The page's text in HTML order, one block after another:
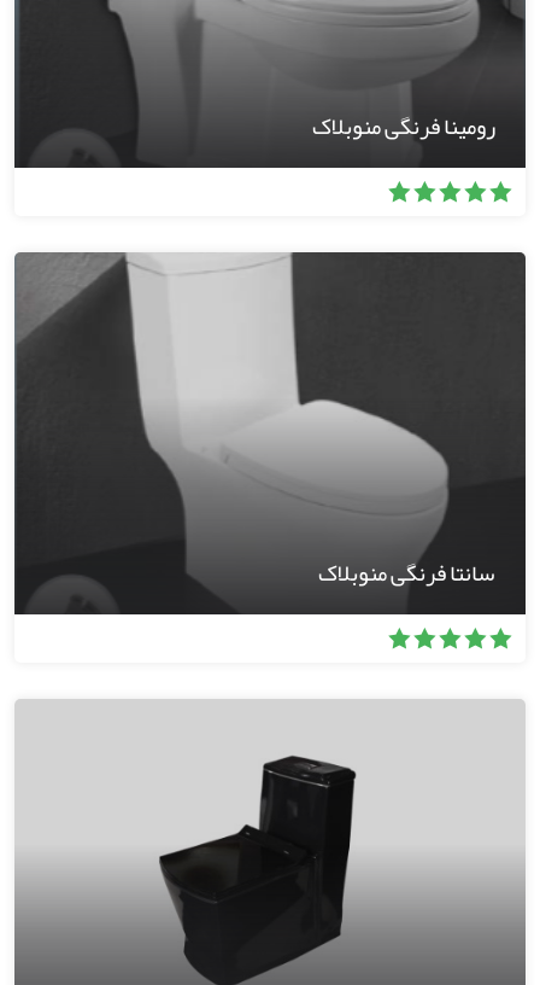
رومینا فرنگی منوبلاک
سانتا فرنگی منوبلاک